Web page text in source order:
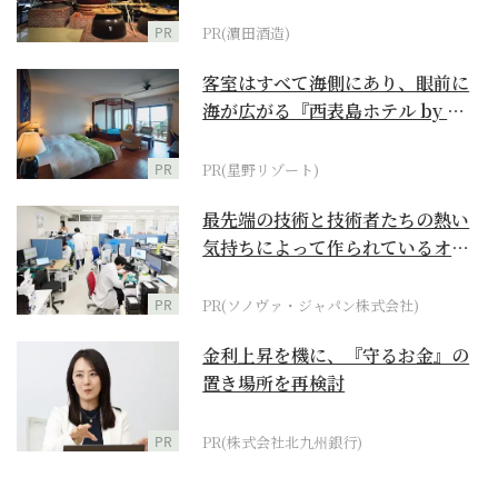
PR PR(濵田酒造)
PR
客室はすべて海側にあり、眼前に
海が広がる『西表島ホテル by 星
PR(星野リゾート)
PR
最先端の技術と技術者たちの熱い
気持ちによって作られているオー
PR(ソノヴァ・ジャパン株式会社)
PR
金利上昇を機に、『守るお金』の
置き場所を再検討
PR(株式会社北九州銀行)